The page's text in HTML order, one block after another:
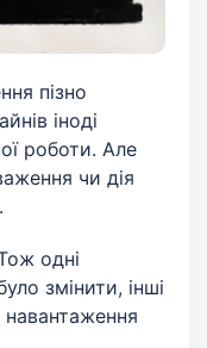
пізно
іноді
роботи. Але
чи дія
одні
змінити, інші